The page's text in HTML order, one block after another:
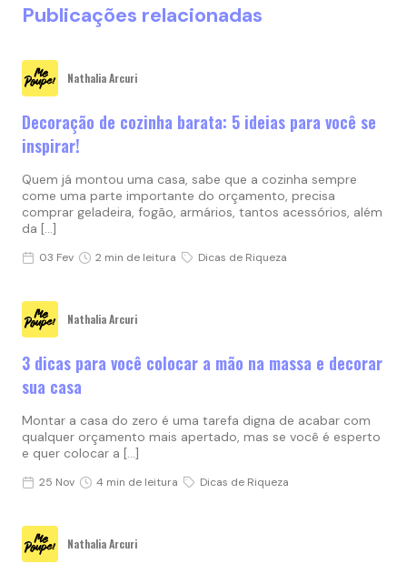
Publicações relacionadas
Nathalia Arcuri
Decoração de cozinha barata: 5 ideias para você se
inspirar!
Quem já montou uma casa, sabe que a cozinha sempre
come uma parte importante do orçamento, precisa
comprar geladeira, fogão, armários, tantos acessórios, além
da […]
03 Fev 2 min de leitura Dicas de Riqueza
Nathalia Arcuri
3 dicas para você colocar a mão na massa e decorar
sua casa
Montar a casa do zero é uma tarefa digna de acabar com
qualquer orçamento mais apertado, mas se você é esperto
e quer colocar a […]
25 Nov 4 min de leitura Dicas de Riqueza
Nathalia Arcuri